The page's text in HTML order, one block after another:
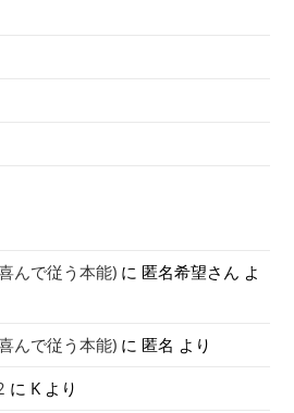
んで従う本能) に 匿名希望さん よ
んで従う本能) に 匿名 より
に K より